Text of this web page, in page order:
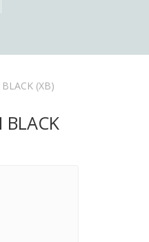
(XB)
BLACK
Trykk ENTER for å søke